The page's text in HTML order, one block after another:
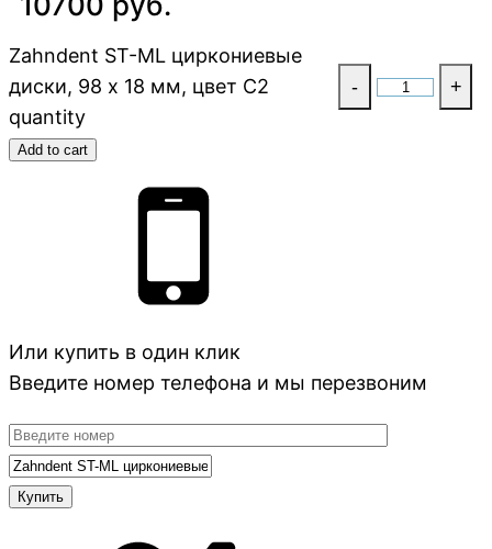
Zahndent ST-ML циркониевые
диски, 98 х 18 мм, цвет C2
quantity
- +
Add to cart
Или купить в один клик
Введите номер телефона и мы перезвоним